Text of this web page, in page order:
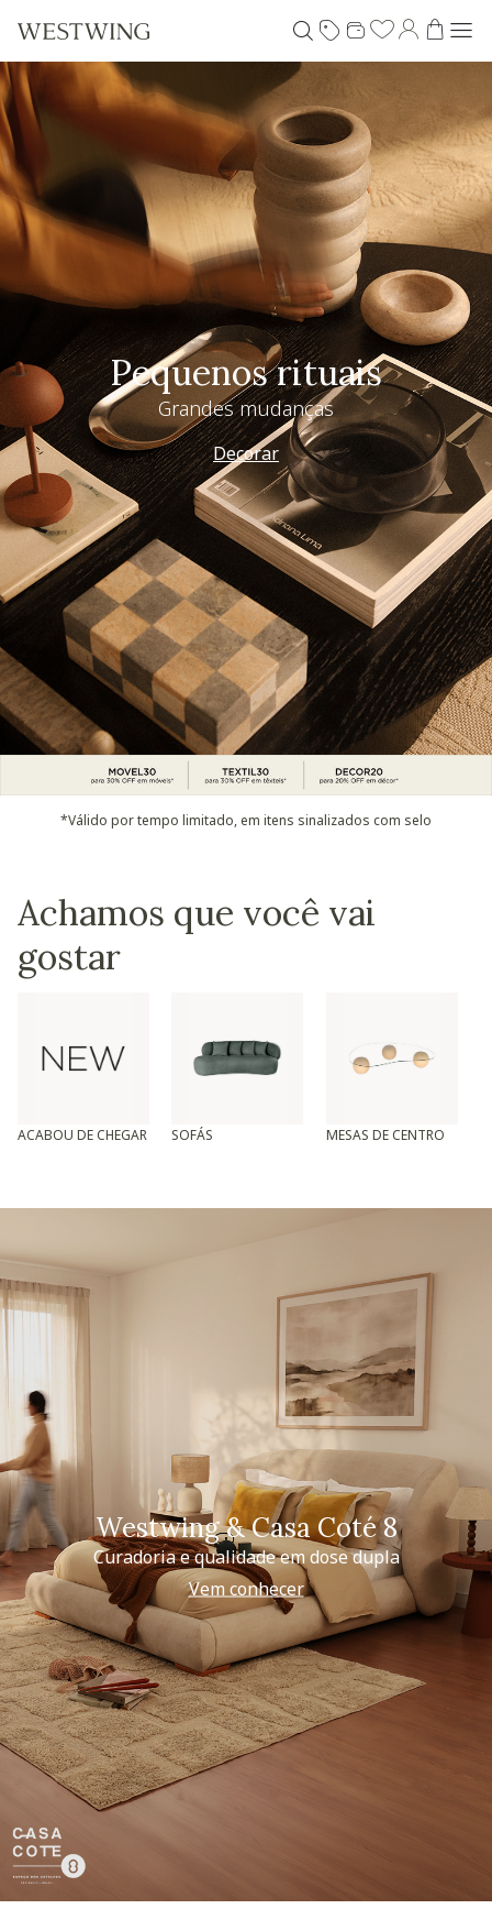
Pequenos rituais
Grandes mudanças
Decorar
*Válido por tempo limitado, em itens sinalizados com selo
Achamos que você vai
gostar
ACABOU DE CHEGAR SOFÁS MESAS DE CENTRO
Westwing & Casa Coté 8
Curadoria e qualidade em dose dupla
Vem conhecer